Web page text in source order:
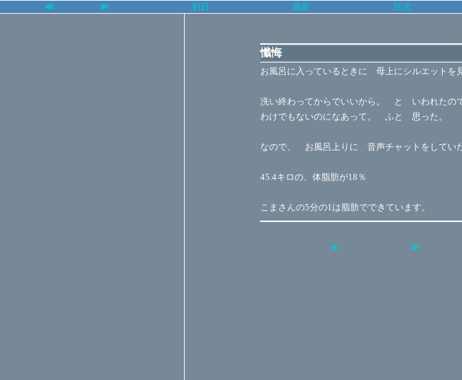
≪ ≫ 初日 最新 目次
懺悔
お風呂に入っているときに 母上にシルエット
洗い終わってからでいいから。 と いわれた
わけでもないのになあって。 ふと 思った。
なので、 お風呂上りに 音声チャットをしてい
45.4キロの、体脂肪が18％
こまさんの5分の1は脂肪でできています。
≪ ≫